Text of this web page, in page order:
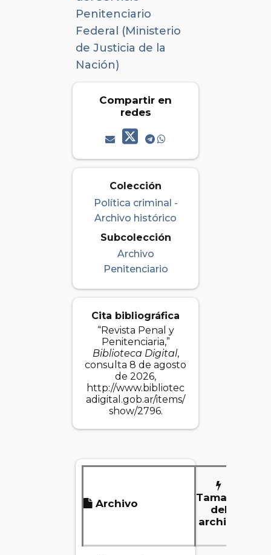
Penitenciario
Federal (Ministerio
de Justicia de la
Nación)
Compartir en
redes
Colección
Política criminal -
Archivo histórico
Subcolección
Archivo
Penitenciario
Cita bibliográfica
“Revista Penal y
Penitenciaria,”
Biblioteca Digital,
consulta 8 de agosto
de 2026,
http://www.bibliotec
adigital.gob.ar/items/
show/2796.
Archivo
Tamaño
del
archivo